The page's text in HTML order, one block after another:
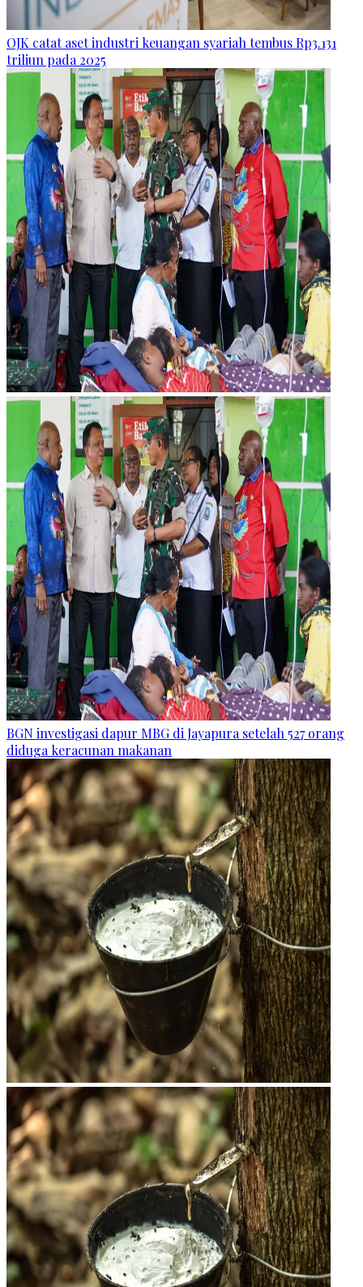
OJK catat aset industri keuangan syariah tembus Rp3.131
triliun pada 2025
BGN investigasi dapur MBG di Jayapura setelah 527 orang
diduga keracunan makanan